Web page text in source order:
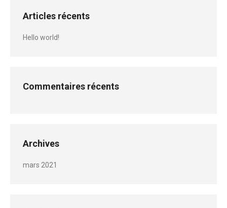
Articles récents
Hello world!
Commentaires récents
Archives
mars 2021